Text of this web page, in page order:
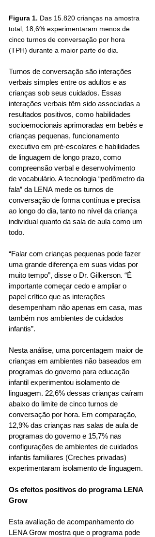
Figura 1. Das 15.820 crianças na amostra
total, 18,6% experimentaram menos de
cinco turnos de conversação por hora
(TPH) durante a maior parte do dia.
Turnos de conversação são interações
verbais simples entre os adultos e as
crianças sob seus cuidados. Essas
interações verbais têm sido associadas a
resultados positivos, como habilidades
socioemocionais aprimoradas em bebês e
crianças pequenas, funcionamento
executivo em pré-escolares e habilidades
de linguagem de longo prazo, como
compreensão verbal e desenvolvimento
de vocabulário. A tecnologia “pedômetro da
fala” da LENA mede os turnos de
conversação de forma contínua e precisa
ao longo do dia, tanto no nível da criança
individual quanto da sala de aula como um
todo.
“Falar com crianças pequenas pode fazer
uma grande diferença em suas vidas por
muito tempo”, disse o Dr. Gilkerson. “É
importante começar cedo e ampliar o
papel crítico que as interações
desempenham não apenas em casa, mas
também nos ambientes de cuidados
infantis”.
Nesta análise, uma porcentagem maior de
crianças em ambientes não baseados em
programas do governo para educação
infantil experimentou isolamento de
linguagem. 22,6% dessas crianças caíram
abaixo do limite de cinco turnos de
conversação por hora. Em comparação,
12,9% das crianças nas salas de aula de
programas do governo e 15,7% nas
configurações de ambientes de cuidados
infantis familiares (Creches privadas)
experimentaram isolamento de linguagem.
Os efeitos positivos do programa LENA
Grow
Esta avaliação de acompanhamento do
LENA Grow mostra que o programa pode